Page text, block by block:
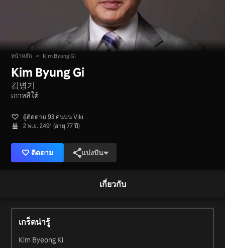
หน้าหลัก > Kim Byung Gi
Kim Byung Gi
김병기
เกาหลีใต้
ผู้ติดตาม 93 คนบน Viki
2 พ.ย. 2491 (อายุ 77 ปี)
ติดตาม แบ่งปัน
เกี่ยวกับ
เกร็ดน่ารู้
Kim Byeong Ki